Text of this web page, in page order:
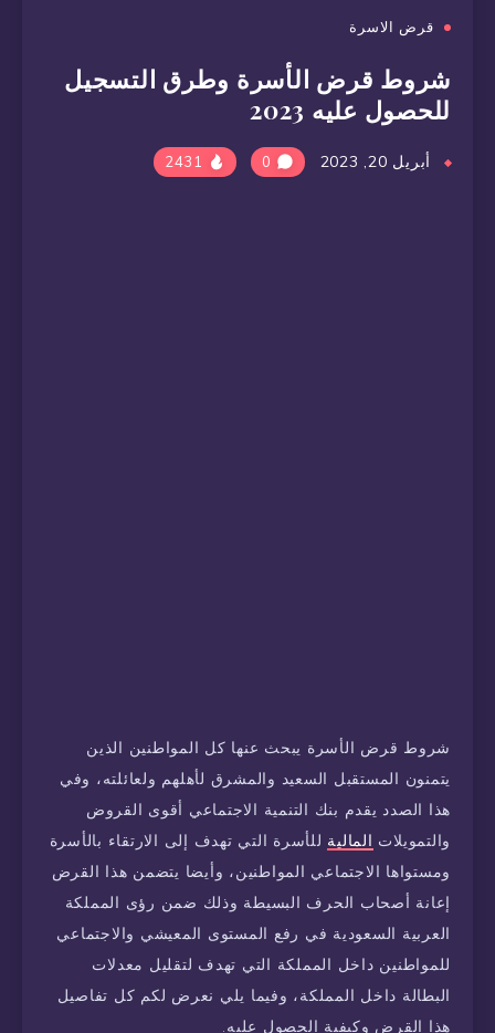
قرض الاسرة
شروط قرض الأسرة وطرق التسجيل
للحصول عليه 2023
أبريل 20, 2023 0
شروط قرض الأسرة يبحث عنها كل المواطنين الذين
يتمنون المستقبل السعيد والمشرق لأهلهم ولعائلته، وفي
هذا الصدد يقدم بنك التنمية الاجتماعي أقوى القروض
والتمويلات المالية للأسرة التي تهدف إلى الارتقاء بالأسرة
ومستواها الاجتماعي المواطنين، وأيضا يتضمن هذا القرض
إعانة أصحاب الحرف البسيطة وذلك ضمن رؤى المملكة
العربية السعودية في رفع المستوى المعيشي والاجتماعي
للمواطنين داخل المملكة التي تهدف لتقليل معدلات
البطالة داخل المملكة، وفيما يلي نعرض لكم كل تفاصيل
هذا القرض وكيفية الحصول عليه.